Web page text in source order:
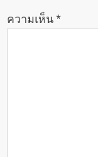
ความเห็น *